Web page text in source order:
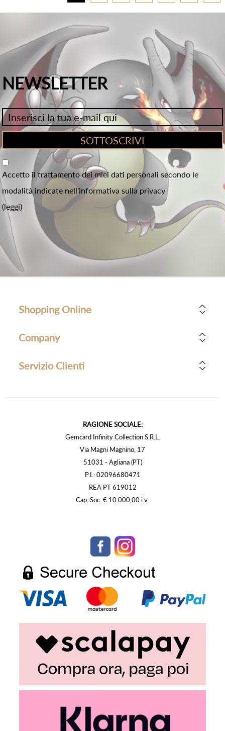
NEWSLETTER
Accetto il trattamento dei miei dati personali secondo le
modalità indicate nell'informativa sulla privacy
(leggi)
Shopping Online
Company
Servizio Clienti
RAGIONE SOCIALE:
Gemcard Infinity Collection S.R.L.
Via Magni Magnino, 17
51031 - Agliana (PT)
P.I.: 02096680471
REA PT 619012
Cap. Soc. € 10.000,00 i.v.